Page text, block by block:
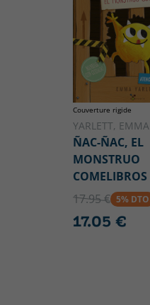
Couverture rigide
YARLETT, EMMA
ÑAC-ÑAC, EL
MONSTRUO
COMELIBROS
17.95 € 5% DTO
17.05 €